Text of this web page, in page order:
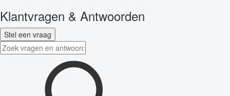
Klantvragen & Antwoorden
Stel een vraag